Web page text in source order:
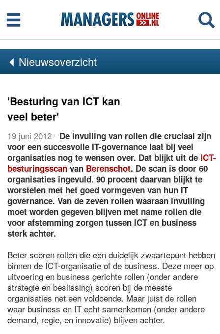
Menu
Nieuwsoverzicht
'Besturing van ICT kan
veel beter'
19 juni 2012 - De invulling van rollen die cruciaal zijn
voor een succesvolle IT-governance laat bij veel
organisaties nog te wensen over. Dat blijkt uit de ICT-
besturingsscan van Berenschot. De scan is door 60
organisaties ingevuld. 90 procent daarvan blijkt te
worstelen met het goed vormgeven van hun IT
governance. Van de zeven rollen waaraan invulling
moet worden gegeven blijven met name rollen die
voor afstemming zorgen tussen ICT en business
sterk achter.
Beter scoren rollen die een duidelijk zwaartepunt hebben
binnen de ICT-organisatie of de business. Deze meer op
uitvoering en business gerichte rollen (onder andere
strategie en beslissing) scoren bij de meeste
organisaties net een voldoende. Maar juist de rollen
waar business en IT echt samenkomen (onder andere
demand, regie, en innovatie) blijven achter.